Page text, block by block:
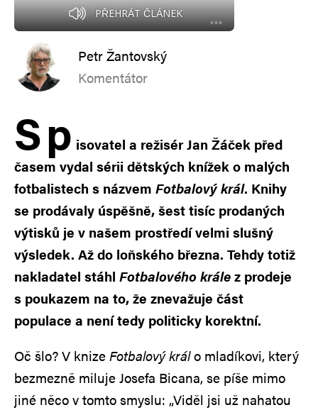
PŘEHRÁT ČLÁNEK
Petr Žantovský
Komentátor
Sp isovatel a režisér Jan Žáček před
časem vydal sérii dětských knížek o malých
fotbalistech s názvem Fotbalový král. Knihy
se prodávaly úspěšně, šest tisíc prodaných
výtisků je v našem prostředí velmi slušný
výsledek. Až do loňského března. Tehdy totiž
nakladatel stáhl Fotbalového krález prodeje
s poukazem na to, že znevažuje část
populace a není tedy politicky korektní.
Oč šlo? V knizeFotbalový králo mladíkovi, který
bezmezně miluje Josefa Bicana, se píše mimo
jiné něco v tomto smyslu: „Viděl jsi už nahatou